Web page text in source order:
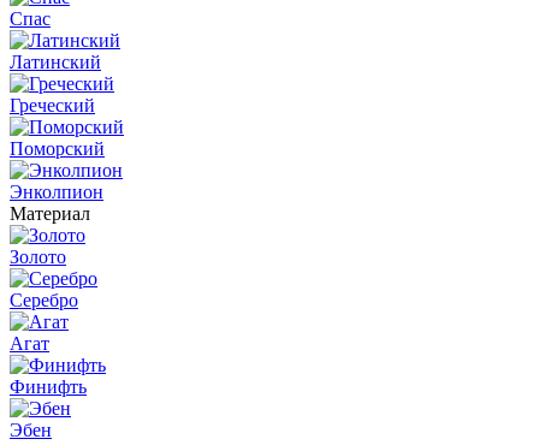
Спас
Латинский
Греческий
Поморский
Энколпион
Материал
Золото
Серебро
Агат
Финифть
Эбен